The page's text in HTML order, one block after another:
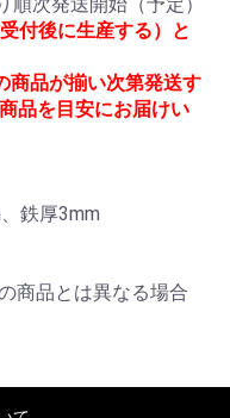
付後に生産する）と
商品が揃い次第発送す
品を目安にお届けい
鉄厚3mm
商品とは異なる場合